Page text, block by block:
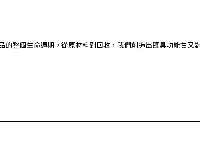
整個生命週期，從原材料到回收，我們創造出既具功能性